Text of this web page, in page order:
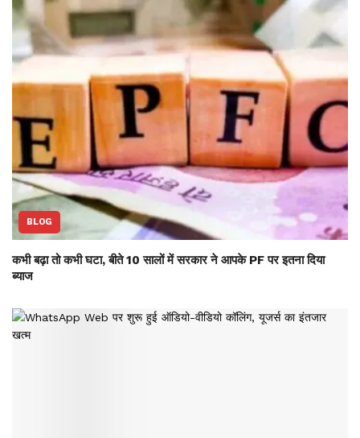
BLOG
कभी बढ़ा तो कभी घटा, बीते 10 सालों में सरकार ने आपके PF पर इतना दिया
ब्याज